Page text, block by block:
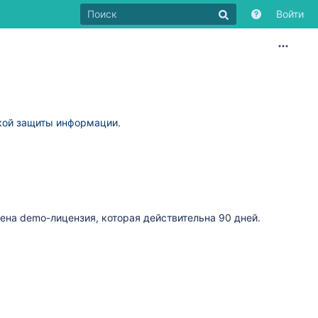
Войти
защиты информации.
demo-лицензия, которая действительна 90 дней.